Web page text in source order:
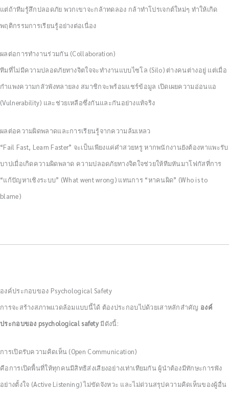
แต่ถ้าทีมรู้สึกปลอดภัย พวกเขาจะกล้าทดลอง กล้าทำโปรเจกต์ใหม่ๆ ทำให้เกิด
พฤติกรรมการเรียนรู้อย่างต่อเนื่อง
ผลต่อการทำงานร่วมกัน (Collaboration)
ทีมที่ไม่มีความปลอดภัยทางจิตใจจะทำงานแบบไซโล (Silo) ต่างคนต่างอยู่ แต่เมื่อ
กำแพงความกลัวพังทลายลง สมาชิกจะพร้อมแชร์ข้อมูล เปิดเผยความอ่อนแอ
(Vulnerability) และช่วยเหลือซึ่งกันและกันอย่างแท้จริง
ผลต่อความผิดพลาดและการเรียนรู้จากความล้มเหลว
“Fail Fast, Learn Faster” จะเป็นเพียงแค่คำสวยหรู หากพนักงานยังต้องหาแพะรับ
บาปเมื่อเกิดความผิดพลาด ความปลอดภัยทางจิตใจช่วยให้ทีมหันมาโฟกัสที่การ
“แก้ปัญหาเชิงระบบ” (What went wrong) แทนการ “หาคนผิด” (Who is to
blame)
องค์ประกอบของ Psychological Safety
การจะสร้างสภาพแวดล้อมแบบนี้ได้ ต้องประกอบไปด้วยเสาหลักสำคัญ องค์
ประกอบของ psychological safety มีดังนี้:
การเปิดรับความคิดเห็น (Open Communication)
คือการเปิดพื้นที่ให้ทุกคนมีสิทธิส่งเสียงอย่างเท่าเทียมกัน ผู้นำต้องมีทักษะการฟัง
อย่างตั้งใจ (Active Listening) ไม่ขัดจังหวะ และไม่ด่วนสรุปความคิดเห็นของผู้อื่น